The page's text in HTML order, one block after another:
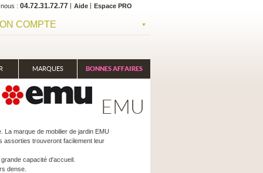
04.72.31.72.77 Aide Espace PRO
COMPTE
MARQUES BONNES AFFAIRES
EMU
marque de mobilier de jardin EMU
assorties trouveront facilement leur
capacité d'accueil.
dense.